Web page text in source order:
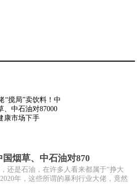
烟草、中石油对870
还是石油，在许多人看来都属于“挣大
年，这些所谓的暴利行业大佬，竟然